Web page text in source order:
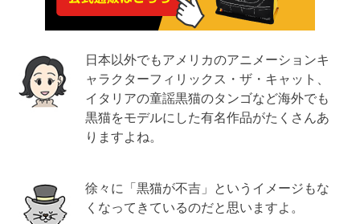
日本以外でもアメリカのアニメーションキ
ャラクターフィリックス・ザ・キャット、
イタリアの童謡黒猫のタンゴなど海外でも
黒猫をモデルにした有名作品がたくさんあ
りますよね。
徐々に「黒猫が不吉」というイメージもな
くなってきているのだと思いますよ。